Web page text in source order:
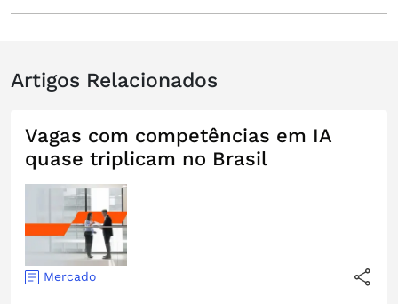
Artigos Relacionados
Vagas com competências em IA
quase triplicam no Brasil
Mercado